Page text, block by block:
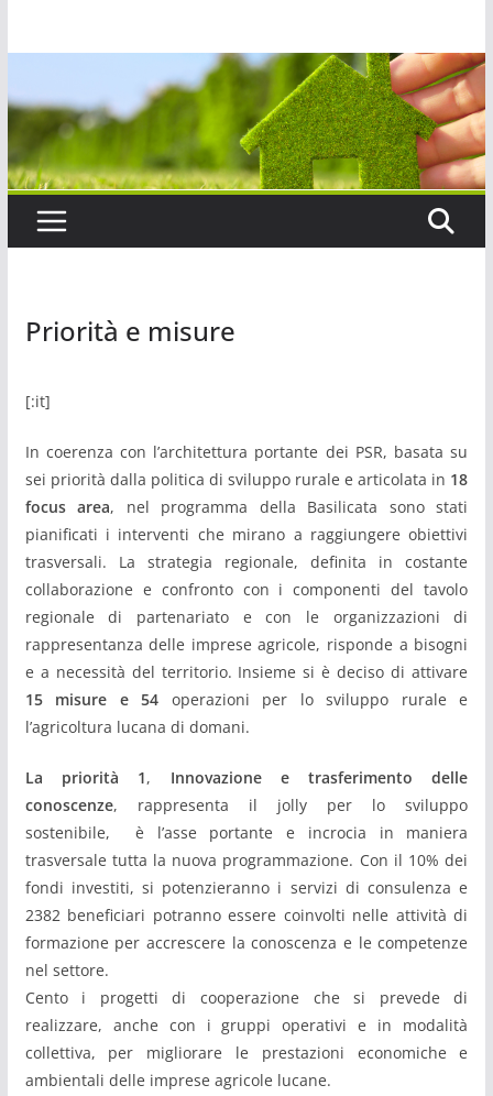
Priorità e misure
[:it]
In coerenza con l’architettura portante dei PSR, basata su
sei priorità dalla politica di sviluppo rurale e articolata in 18
focus area, nel programma della Basilicata sono stati
pianificati i interventi che mirano a raggiungere obiettivi
trasversali. La strategia regionale, definita in costante
collaborazione e confronto con i componenti del tavolo
regionale di partenariato e con le organizzazioni di
rappresentanza delle imprese agricole, risponde a bisogni
e a necessità del territorio. Insieme si è deciso di attivare
15 misure e 54 operazioni per lo sviluppo rurale e
l’agricoltura lucana di domani.
La priorità 1, Innovazione e trasferimento delle
conoscenze, rappresenta il jolly per lo sviluppo
sostenibile, è l’asse portante e incrocia in maniera
trasversale tutta la nuova programmazione. Con il 10% dei
fondi investiti, si potenzieranno i servizi di consulenza e
2382 beneficiari potranno essere coinvolti nelle attività di
formazione per accrescere la conoscenza e le competenze
nel settore.
Cento i progetti di cooperazione che si prevede di
realizzare, anche con i gruppi operativi e in modalità
collettiva, per migliorare le prestazioni economiche e
ambientali delle imprese agricole lucane.